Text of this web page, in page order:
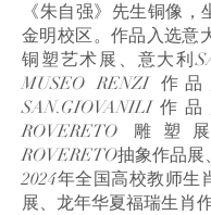
《朱自强》先生铜像，
金明校区。作品入选意
铜塑艺术展、意大利
MUSEO RENZI 作
SAN.GIOVANILI作
ROVERETO 雕
ROVERETO抽象作品展
2024年全国高校教师生
展、龙年华夏福瑞生肖